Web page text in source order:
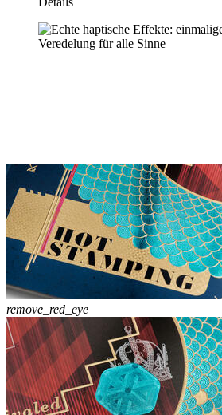
remove_red_eye